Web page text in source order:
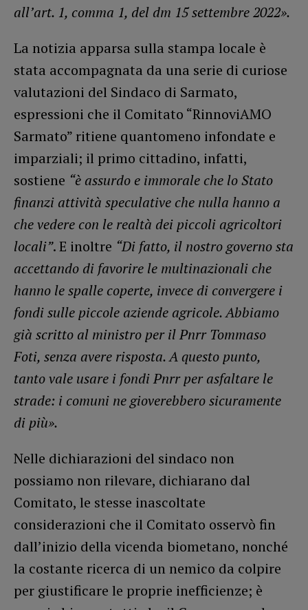
all’art. 1, comma 1, del dm 15 settembre 2022».
La notizia apparsa sulla stampa locale è
stata accompagnata da una serie di curiose
valutazioni del Sindaco di Sarmato,
espressioni che il Comitato “RinnoviAMO
Sarmato” ritiene quantomeno infondate e
imparziali; il primo cittadino, infatti,
sostiene “è assurdo e immorale che lo Stato
finanzi attività speculative che nulla hanno a
che vedere con le realtà dei piccoli agricoltori
locali”. E inoltre “Di fatto, il nostro governo sta
accettando di favorire le multinazionali che
hanno le spalle coperte, invece di convergere i
fondi sulle piccole aziende agricole. Abbiamo
già scritto al ministro per il Pnrr Tommaso
Foti, senza avere risposta. A questo punto,
tanto vale usare i fondi Pnrr per asfaltare le
strade: i comuni ne gioverebbero sicuramente
di più».
Nelle dichiarazioni del sindaco non
possiamo non rilevare, dichiarano dal
Comitato, le stesse inascoltate
considerazioni che il Comitato osservò fin
dall’inizio della vicenda biometano, nonché
la costante ricerca di un nemico da colpire
per giustificare le proprie inefficienze; è